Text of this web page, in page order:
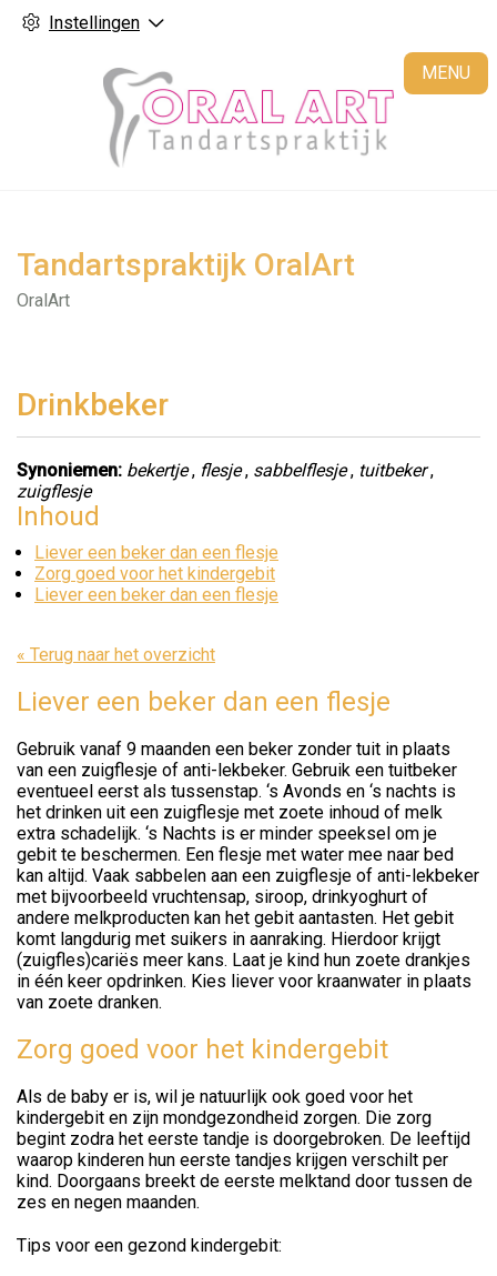
Instellingen
MENU
Tandartspraktijk OralArt
OralArt
Drinkbeker
Synoniemen: bekertje, flesje, sabbelflesje, tuitbeker,
zuigflesje
Inhoud
Liever een beker dan een flesje
Zorg goed voor het kindergebit
Liever een beker dan een flesje
« Terug naar het overzicht
Liever een beker dan een flesje
Gebruik vanaf 9 maanden een beker zonder tuit in plaats
van een zuigflesje of anti-lekbeker. Gebruik een tuitbeker
eventueel eerst als tussenstap. ‘s Avonds en ‘s nachts is
het drinken uit een zuigflesje met zoete inhoud of melk
extra schadelijk. ‘s Nachts is er minder speeksel om je
gebit te beschermen. Een flesje met water mee naar bed
kan altijd. Vaak sabbelen aan een zuigflesje of anti-lekbeker
met bijvoorbeeld vruchtensap, siroop, drinkyoghurt of
andere melkproducten kan het gebit aantasten. Het gebit
komt langdurig met suikers in aanraking. Hierdoor krijgt
(zuigfles)cariës meer kans. Laat je kind hun zoete drankjes
in één keer opdrinken. Kies liever voor kraanwater in plaats
van zoete dranken.
Zorg goed voor het kindergebit
Als de baby er is, wil je natuurlijk ook goed voor het
kindergebit en zijn mondgezondheid zorgen. Die zorg
begint zodra het eerste tandje is doorgebroken. De leeftijd
waarop kinderen hun eerste tandjes krijgen verschilt per
kind. Doorgaans breekt de eerste melktand door tussen de
zes en negen maanden.
Tips voor een gezond kindergebit: